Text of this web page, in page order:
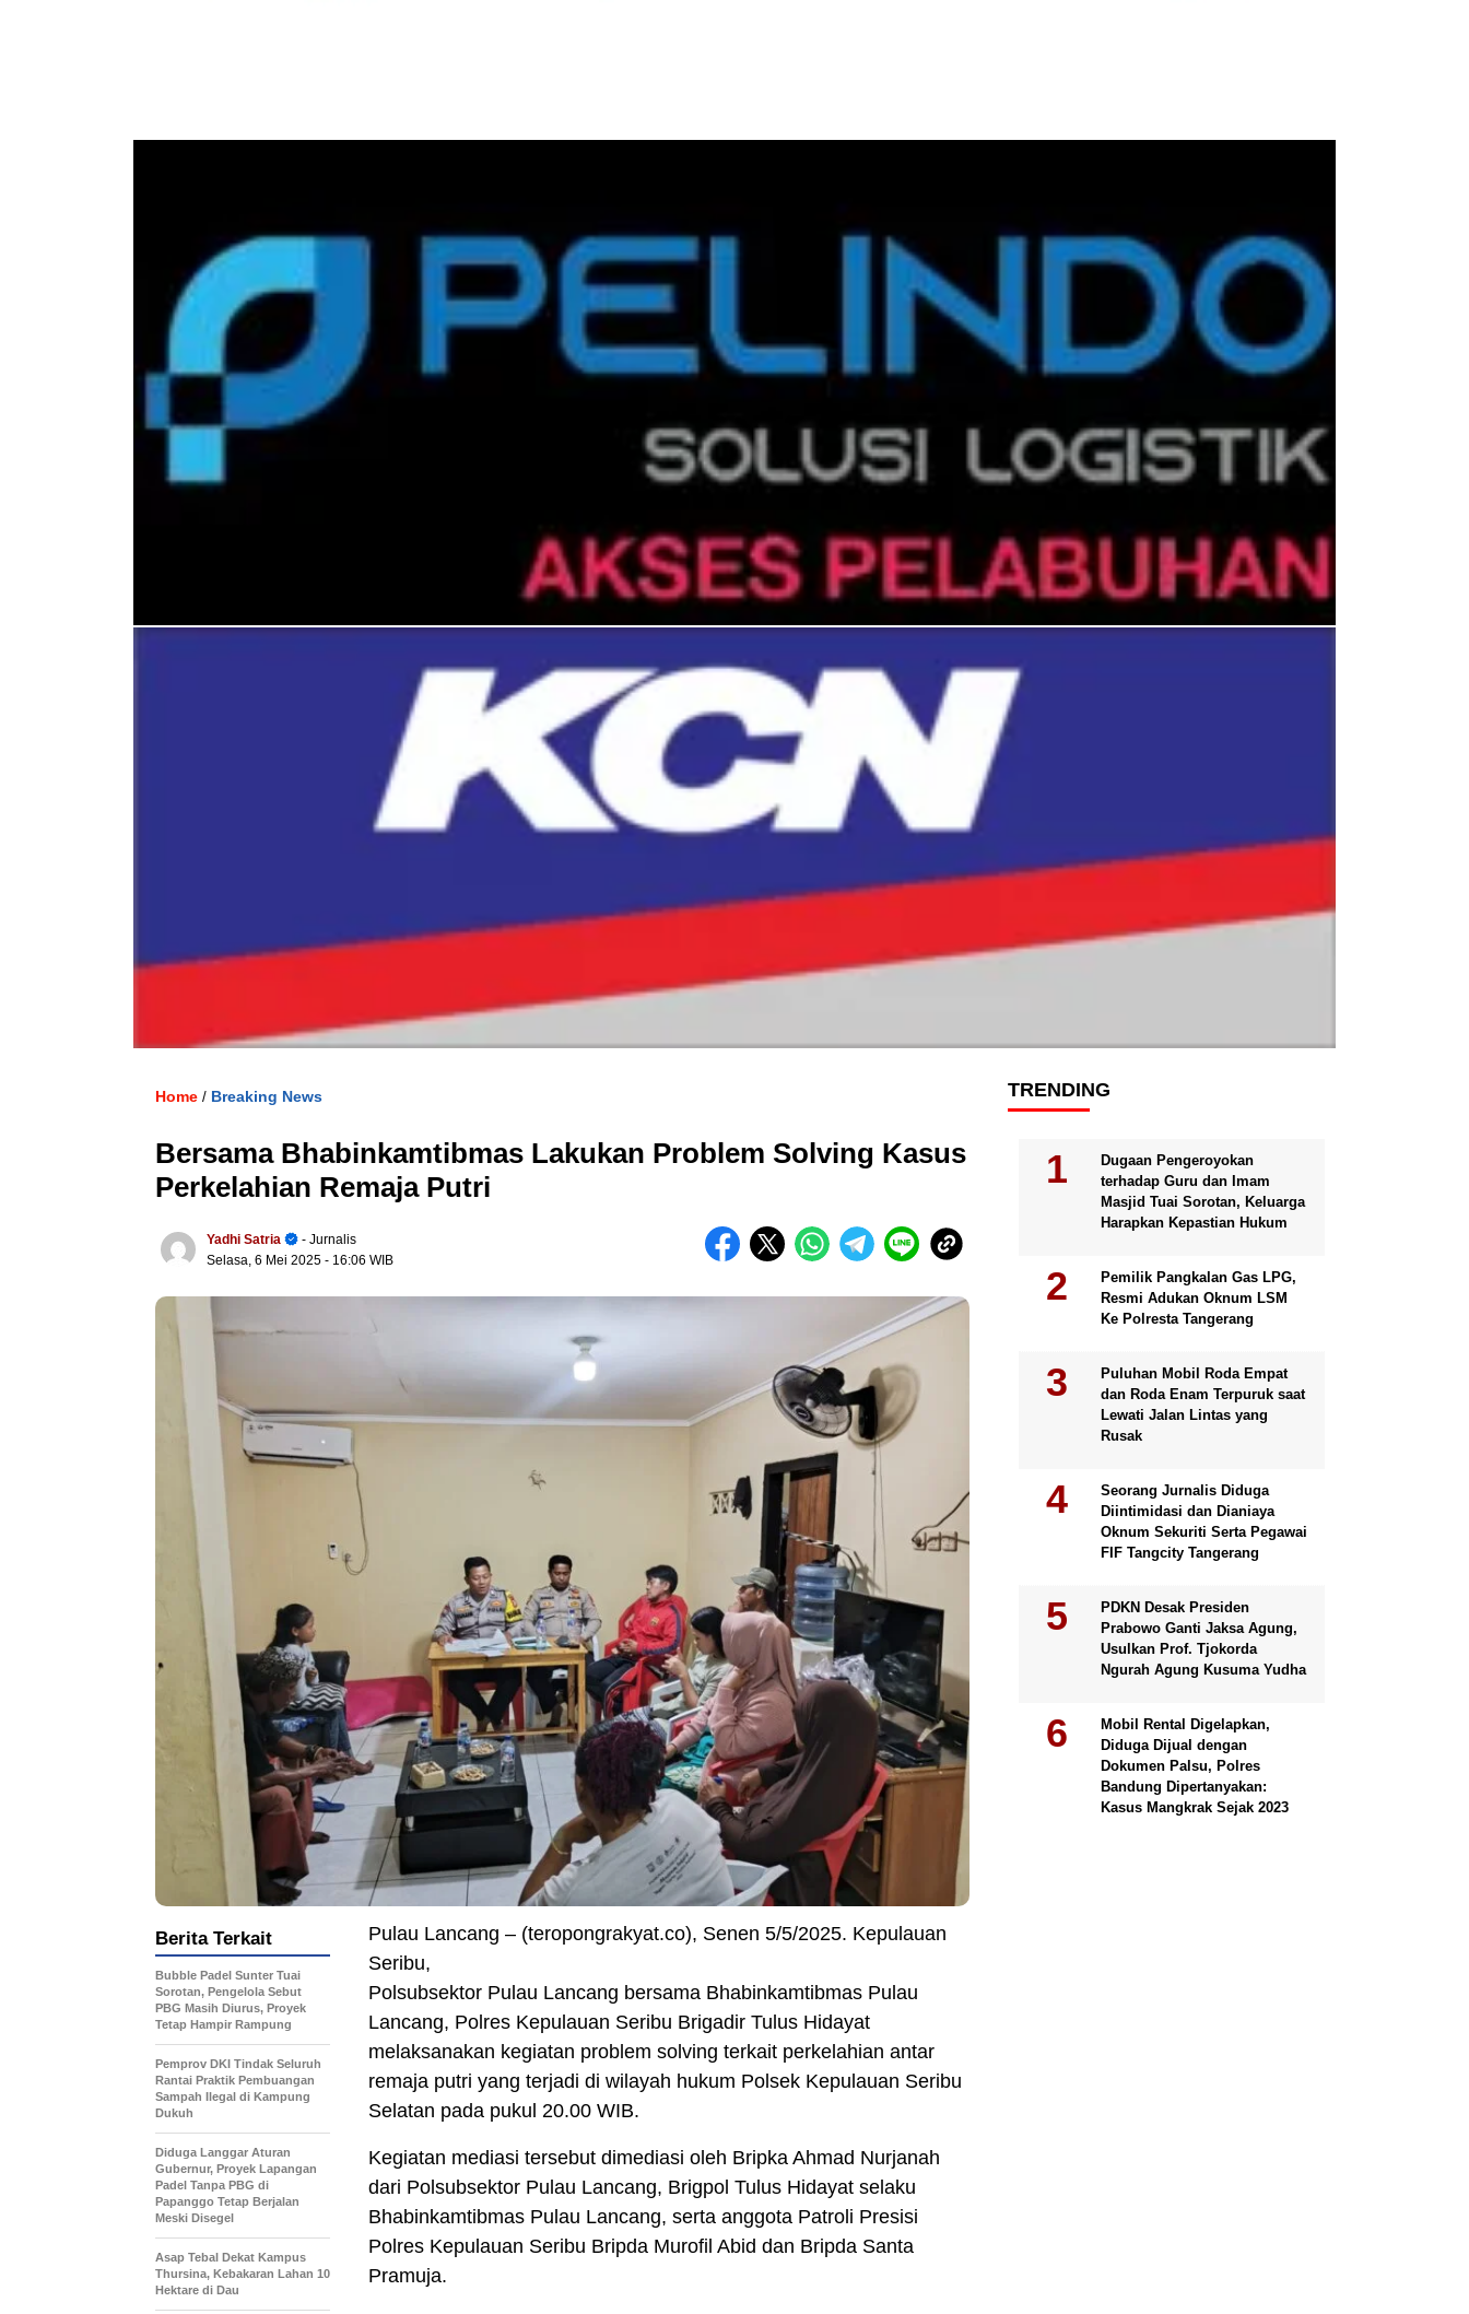
Home / Breaking News
Bersama Bhabinkamtibmas Lakukan Problem Solving Kasus
Perkelahian Remaja Putri
Yadhi Satria
- Jurnalis
Selasa, 6 Mei 2025 - 16:06 WIB
Pulau Lancang – (teropongrakyat.co), Senen 5/5/2025. Kepulauan
Seribu,
Polsubsektor Pulau Lancang bersama Bhabinkamtibmas Pulau
Lancang, Polres Kepulauan Seribu Brigadir Tulus Hidayat
melaksanakan kegiatan problem solving terkait perkelahian antar
remaja putri yang terjadi di wilayah hukum Polsek Kepulauan Seribu
Selatan pada pukul 20.00 WIB.
Kegiatan mediasi tersebut dimediasi oleh Bripka Ahmad Nurjanah
dari Polsubsektor Pulau Lancang, Brigpol Tulus Hidayat selaku
Bhabinkamtibmas Pulau Lancang, serta anggota Patroli Presisi
Polres Kepulauan Seribu Bripda Murofil Abid dan Bripda Santa
Pramuja.
Berita Terkait
Bubble Padel Sunter Tuai
Sorotan, Pengelola Sebut
PBG Masih Diurus, Proyek
Tetap Hampir Rampung
Pemprov DKI Tindak Seluruh
Rantai Praktik Pembuangan
Sampah Ilegal di Kampung
Dukuh
Diduga Langgar Aturan
Gubernur, Proyek Lapangan
Padel Tanpa PBG di
Papanggo Tetap Berjalan
Meski Disegel
Asap Tebal Dekat Kampus
Thursina, Kebakaran Lahan 10
Hektare di Dau
TRENDING
Dugaan Pengeroyokan
terhadap Guru dan Imam
Masjid Tuai Sorotan, Keluarga
Harapkan Kepastian Hukum
Pemilik Pangkalan Gas LPG,
Resmi Adukan Oknum LSM
Ke Polresta Tangerang
Puluhan Mobil Roda Empat
dan Roda Enam Terpuruk saat
Lewati Jalan Lintas yang
Rusak
Seorang Jurnalis Diduga
Diintimidasi dan Dianiaya
Oknum Sekuriti Serta Pegawai
FIF Tangcity Tangerang
PDKN Desak Presiden
Prabowo Ganti Jaksa Agung,
Usulkan Prof. Tjokorda
Ngurah Agung Kusuma Yudha
Mobil Rental Digelapkan,
Diduga Dijual dengan
Dokumen Palsu, Polres
Bandung Dipertanyakan:
Kasus Mangkrak Sejak 2023